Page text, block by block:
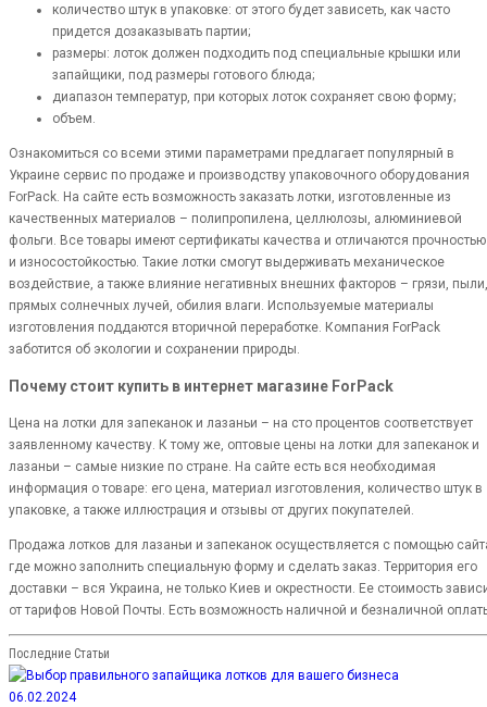
количество штук в упаковке: от этого будет зависеть, как часто
придется дозаказывать партии;
размеры: лоток должен подходить под специальные крышки или
запайщики, под размеры готового блюда;
диапазон температур, при которых лоток сохраняет свою форму;
объем.
Ознакомиться со всеми этими параметрами предлагает популярный в
Украине сервис по продаже и производству упаковочного оборудования
ForPack. На сайте есть возможность заказать лотки, изготовленные из
качественных материалов – полипропилена, целлюлозы, алюминиевой
фольги. Все товары имеют сертификаты качества и отличаются прочностью
и износостойкостью. Такие лотки смогут выдерживать механическое
воздействие, а также влияние негативных внешних факторов – грязи, пыли,
прямых солнечных лучей, обилия влаги. Используемые материалы
изготовления поддаются вторичной переработке. Компания ForPack
заботится об экологии и сохранении природы.
Почему стоит купить в интернет магазине ForPack
Цена на лотки для запеканок и лазаньи – на сто процентов соответствует
заявленному качеству. К тому же, оптовые цены на лотки для запеканок и
лазаньи – самые низкие по стране. На сайте есть вся необходимая
информация о товаре: его цена, материал изготовления, количество штук в
упаковке, а также иллюстрация и отзывы от других покупателей.
Продажа лотков для лазаньи и запеканок осуществляется с помощью
где можно заполнить специальную форму и сделать заказ. Территория его
доставки – вся Украина, не только Киев и окрестности. Ее стоимость
от тарифов Новой Почты. Есть возможность наличной и безналичной
Последние Статьи
06.02.2024